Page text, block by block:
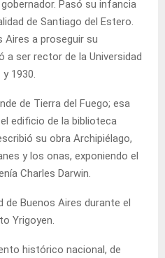
Pasó su infancia
de Santiago del Estero.
Aires a proseguir su
a ser rector de la Universidad
1930.
de Tierra del Fuego; esa
edificio de la biblioteca
su obra Archipiélago,
y los onas, exponiendo el
Charles Darwin.
de Buenos Aires durante el
Yrigoyen.
histórico nacional, de